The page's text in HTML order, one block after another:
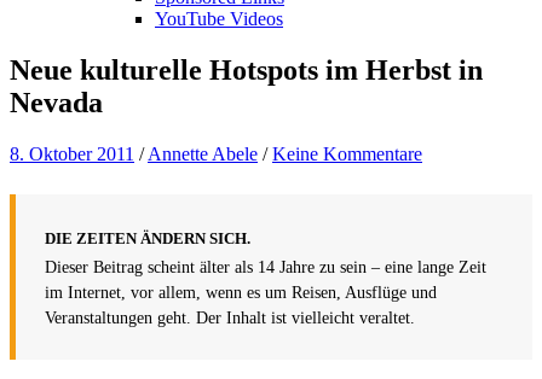
YouTube Videos
Neue kulturelle Hotspots im Herbst in
Nevada
8. Oktober 2011 /Annette Abele /Keine Kommentare
DIE ZEITEN ÄNDERN SICH.
Dieser Beitrag scheint älter als 14 Jahre zu sein – eine lange Zeit
im Internet, vor allem, wenn es um Reisen, Ausflüge und
Veranstaltungen geht. Der Inhalt ist vielleicht veraltet.